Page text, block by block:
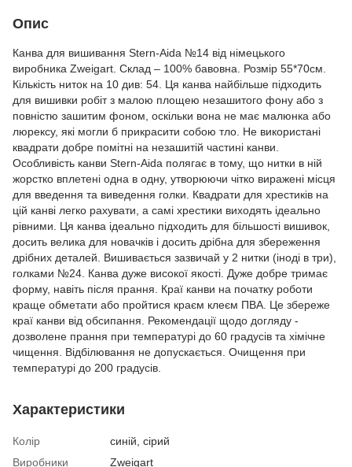
Опис
Канва для вишивання Stern-Aida №14 від німецького
виробника Zweigart. Склад – 100% бавовна. Розмір 55*70см.
Кількість ниток на 10 див: 54. Ця канва найбільше підходить
для вишивки робіт з малою площею незашитого фону або з
повністю зашитим фоном, оскільки вона не має малюнка або
люрексу, які могли б прикрасити собою тло. Не використані
квадрати добре помітні на незашитій частині канви.
Особливість канви Stern-Aida полягає в тому, що нитки в ній
жорстко вплетені одна в одну, утворюючи чітко виражені місця
для введення та виведення голки. Квадрати для хрестиків на
цій канві легко рахувати, а самі хрестики виходять ідеально
рівними. Ця канва ідеально підходить для більшості вишивок,
досить велика для новачків і досить дрібна для збереження
дрібних деталей. Вишивається зазвичай у 2 нитки (іноді в три),
голками №24. Канва дуже високої якості. Дуже добре тримає
форму, навіть після прання. Краї канви на початку роботи
краще обметати або пройтися краєм клеєм ПВА. Це збереже
краї канви від обсипання. Рекомендації щодо догляду -
дозволене прання при температурі до 60 градусів та хімічне
чищення. Відбілювання не допускається. Очищення при
температурі до 200 градусів.
Характеристики
Колір
синій, сірий
Виробники
Zweigart